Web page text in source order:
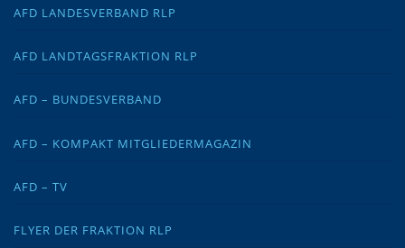
AFD LANDESVERBAND RLP
AFD LANDTAGSFRAKTION RLP
AFD – BUNDESVERBAND
AFD – KOMPAKT MITGLIEDERMAGAZIN
AFD – TV
FLYER DER FRAKTION RLP